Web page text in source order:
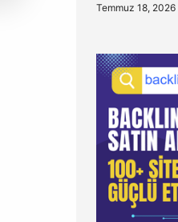
Temmuz 18, 2026